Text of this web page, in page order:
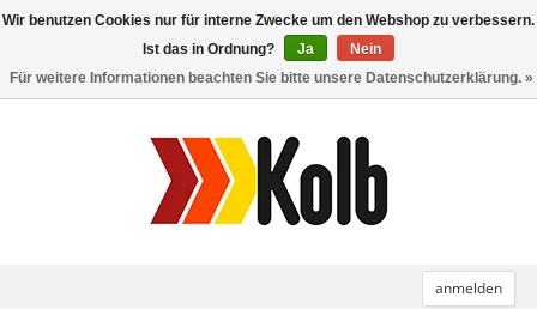
anmelden
Toggle
Wir benutzen Cookies nur für interne Zwecke um den Webshop zu verbessern.
Ist das in Ordnung?
Ja
Nein
Für weitere Informationen beachten Sie bitte unsere Datenschutzerklärung. »